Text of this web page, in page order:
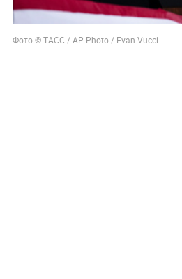
Фото © ТАСС / AP Photo / Evan Vucci